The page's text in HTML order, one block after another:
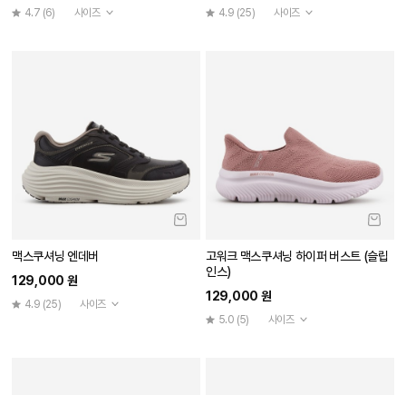
4.7 (6) 사이즈 4.9 (25) 사이즈
맥스쿠셔닝 엔데버
129,000 원
4.9 (25) 사이즈
고워크 맥스쿠셔닝 하이퍼 버스트 (슬립
인스)
129,000 원
5.0 (5) 사이즈